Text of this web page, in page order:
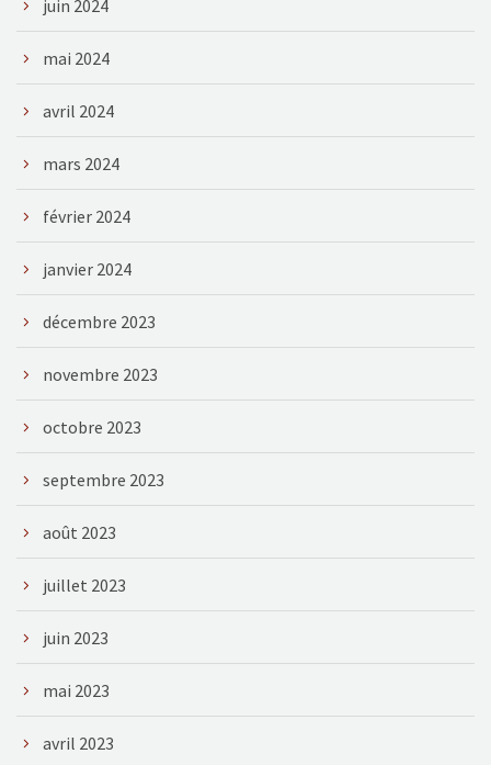
juin 2024
mai 2024
avril 2024
mars 2024
février 2024
janvier 2024
décembre 2023
novembre 2023
octobre 2023
septembre 2023
août 2023
juillet 2023
juin 2023
mai 2023
avril 2023